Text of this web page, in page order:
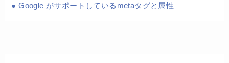
Google がサポートしているmetaタグと属性